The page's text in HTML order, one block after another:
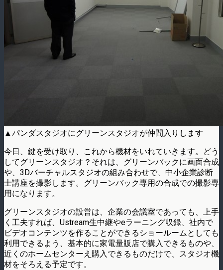
▲パンダスタジオにグリーンスタジオが仲間入りします
今日、鍵を受け取り、これから機材をいれていきます。どう
してグリーンスタジオ？それは、グリーンバックに画面合成
や、3Dバーチャルスタジオの組み合わせで、中小企業診断
士講座を撮影します。グリーンバック専用の合成での撮影専
用になります。
グリーンスタジオの設営は、企業の会議室であっても、上手
く工夫すれば、Ustream生中継やeラーニング収録、社内で
ビデオコンテンツを作ることができるショールームとしても
利用できるよう、基本的に家電量販店で購入できるものや、
近くのホームセンターえ購入できるものだけで、スタジオ機
材をそろえる予定です。